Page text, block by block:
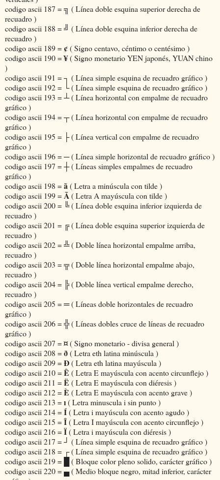
codigo ascii 187 =╗ ( Línea doble esquina superior derecha de
recuadro )
codigo ascii 188 =╝ ( Línea doble esquina inferior derecha de
recuadro )
codigo ascii 189 =¢ ( Signo centavo, céntimo o centésimo )
codigo ascii 190 =¥( Signo monetario YEN japonés, YUAN chino
)
codigo ascii 191 =┐ ( Línea simple esquina de recuadro gráfico )
codigo ascii 192 = └( Línea simple esquina de recuadro gráfico )
codigo ascii 193 =┴( Línea horizontal con empalme de recuadro
gráfico )
codigo ascii 194 =┬( Línea horizontal con empalme de recuadro
gráfico )
codigo ascii 195 = ├( Línea vertical con empalme de recuadro
gráfico )
codigo ascii 196 =─( Línea simple horizontal de recuadro gráfico )
codigo ascii 197 =┼( Líneas simples empalmes de recuadro
gráfico )
codigo ascii 198 =ã( Letra a minúscula con tilde )
codigo ascii 199 =Ã( Letra A mayúscula con tilde )
codigo ascii 200 = ╚( Línea doble esquina inferior izquierda de
recuadro )
codigo ascii 201 = ╔( Línea doble esquina superior izquierda de
recuadro )
codigo ascii 202 =╩( Doble línea horizontal empalme arriba,
recuadro )
codigo ascii 203 =╦( Doble línea horizontal empalme abajo,
recuadro )
codigo ascii 204 = ╠( Doble línea vertical empalme derecho,
recuadro )
codigo ascii 205 =═( Líneas doble horizontales de recuadro
gráfico )
codigo ascii 206 =╬( Líneas dobles cruce de líneas de recuadro
gráfico )
codigo ascii 207 =¤( Signo monetario - divisa general )
codigo ascii 208 =ð( Letra eth latina minúscula )
codigo ascii 209 =Ð( Letra eth latina mayúscula )
codigo ascii 210 =Ê ( Letra E mayúscula con acento circunflejo )
codigo ascii 211 =Ë ( Letra E mayúscula con diéresis )
codigo ascii 212 =È ( Letra E mayúscula con acento grave )
codigo ascii 213 =ı( Letra minuscula i sin punto )
codigo ascii 214 =Í( Letra i mayúscula con acento agudo )
codigo ascii 215 =Î( Letra I mayúscula con acento circunflejo )
codigo ascii 216 =Ï( Letra i mayúscula con diéresis )
codigo ascii 217 =┘ ( Línea simple esquina de recuadro gráfico )
codigo ascii 218 = ┌( Línea simple esquina de recuadro gráfico )
codigo ascii 219 =
( Bloque color pleno solido, carácter gráfico )
codigo ascii 220 =▄( Medio bloque negro, mitad inferior, carácter